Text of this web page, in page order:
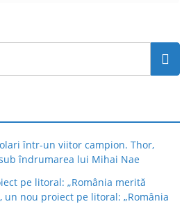
într-un viitor campion. Thor,
îndrumarea lui Mihai Nae
pe litoral: „România merită
un nou proiect pe litoral: „România